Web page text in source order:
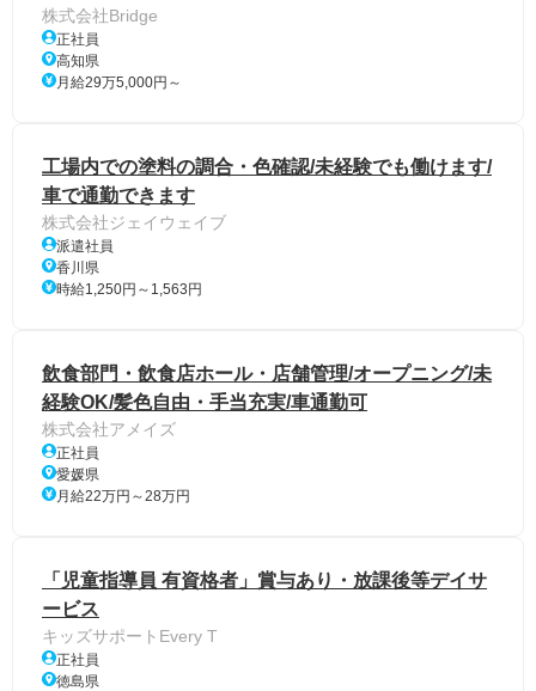
株式会社Bridge
正社員
高知県
月給29万5,000円～
工場内での塗料の調合・色確認/未経験でも働けます/
車で通勤できます
株式会社ジェイウェイブ
派遣社員
香川県
時給1,250円～1,563円
飲食部門・飲食店ホール・店舗管理/オープニング/未
経験OK/髪色自由・手当充実/車通勤可
株式会社アメイズ
正社員
愛媛県
月給22万円～28万円
「児童指導員 有資格者」賞与あり・放課後等デイサ
ービス
キッズサポートEvery T
正社員
徳島県